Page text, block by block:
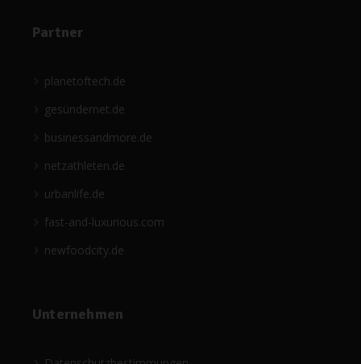
Partner
planetoftech.de
gesündernet.de
businessandmore.de
netzathleten.de
urbanlife.de
fast-and-luxurious.com
newfoodcity.de
Unternehmen